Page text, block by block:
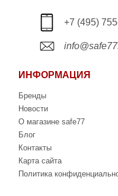
+7 (495)
ИНФОРМАЦИЯ
Бренды
Новости
О магазине safe77
Блог
Контакты
Карта сайта
Политика